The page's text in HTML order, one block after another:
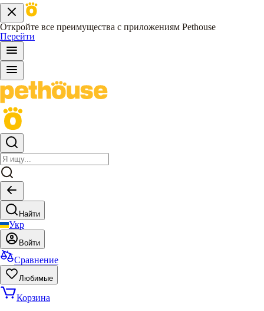
Откройте все преимущества с приложениям Pethouse
Перейти
Найти
Укр
Войти
Сравнение
Любимые
Корзина